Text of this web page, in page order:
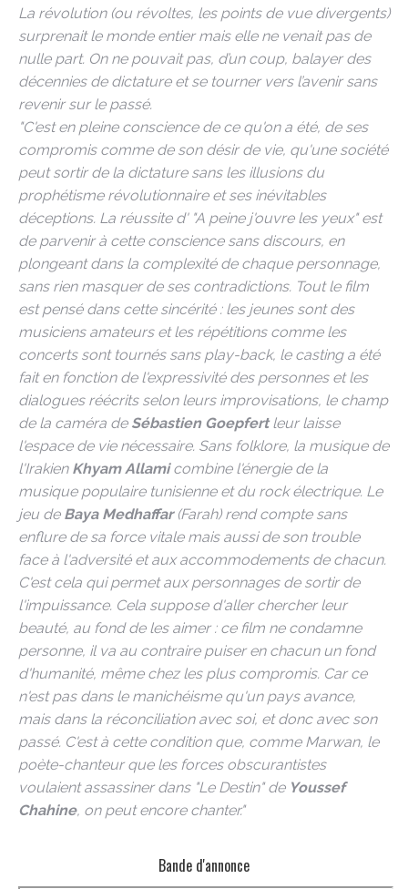
La révolution (ou révoltes, les points de vue divergents)
surprenait le monde entier mais elle ne venait pas de
nulle part. On ne pouvait pas, d’un coup, balayer des
décennies de dictature et se tourner vers l’avenir sans
revenir sur le passé.
"C'est en pleine conscience de ce qu'on a été, de ses
compromis comme de son désir de vie, qu'une société
peut sortir de la dictature sans les illusions du
prophétisme révolutionnaire et ses inévitables
déceptions. La réussite d' "A peine j'ouvre les yeux" est
de parvenir à cette conscience sans discours, en
plongeant dans la complexité de chaque personnage,
sans rien masquer de ses contradictions. Tout le film
est pensé dans cette sincérité : les jeunes sont des
musiciens amateurs et les répétitions comme les
concerts sont tournés sans play-back, le casting a été
fait en fonction de l'expressivité des personnes et les
dialogues réécrits selon leurs improvisations, le champ
de la caméra de Sébastien Goepfertleur laisse
l'espace de vie nécessaire. Sans folklore, la musique de
l'Irakien Khyam Allamicombine l'énergie de la
musique populaire tunisienne et du rock électrique. Le
jeu de Baya Medhaffar(Farah) rend compte sans
enflure de sa force vitale mais aussi de son trouble
face à l'adversité et aux accommodements de chacun.
C'est cela qui permet aux personnages de sortir de
l'impuissance. Cela suppose d'aller chercher leur
beauté, au fond de les aimer : ce film ne condamne
personne, il va au contraire puiser en chacun un fond
d'humanité, même chez les plus compromis. Car ce
n'est pas dans le manichéisme qu'un pays avance,
mais dans la réconciliation avec soi, et donc avec son
passé. C'est à cette condition que, comme Marwan, le
poète-chanteur que les forces obscurantistes
voulaient assassiner dans "Le Destin" de Youssef
Chahine, on peut encore chanter."
Bande d'annonce